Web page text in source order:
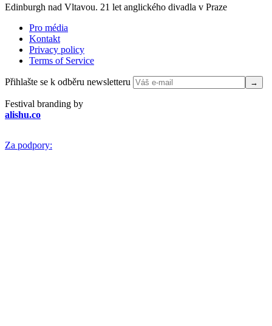
Edinburgh nad Vltavou. 21 let anglického divadla v Praze
Pro média
Kontakt
Privacy policy
Terms of Service
Přihlašte se k odběru newsletteru
Festival branding by
alishu.co
Za podpory: